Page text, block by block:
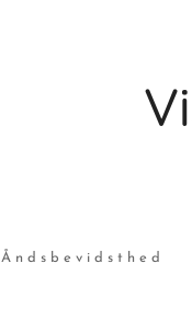
Åndsbevidsthed